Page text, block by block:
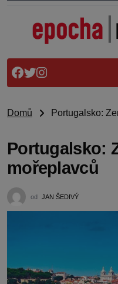
Domů Portugalsko:
Portugalsko:
mořeplavců
od JAN ŠEDIVÝ